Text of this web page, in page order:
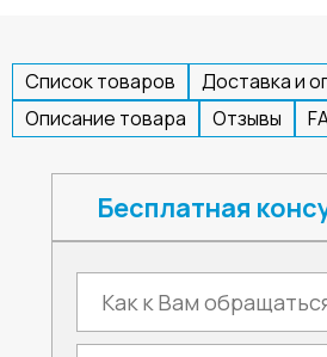
Список товаров
Доставка и
Описание товара
Отзывы
Бесплатная